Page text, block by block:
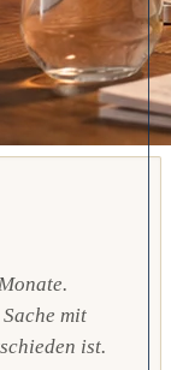
mit
ist.